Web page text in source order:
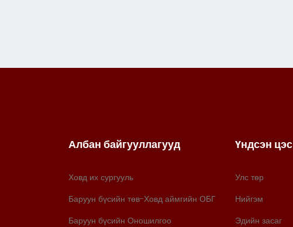
Албан байгууллагууд
Ховд их сургууль
Баруун бүсийн төв-Ховд аймгийн ОБГ
Баруун бүсийн Оношилгоо
Үндсэн цэс
Улс төр
Нийгэм
Эдийн засаг